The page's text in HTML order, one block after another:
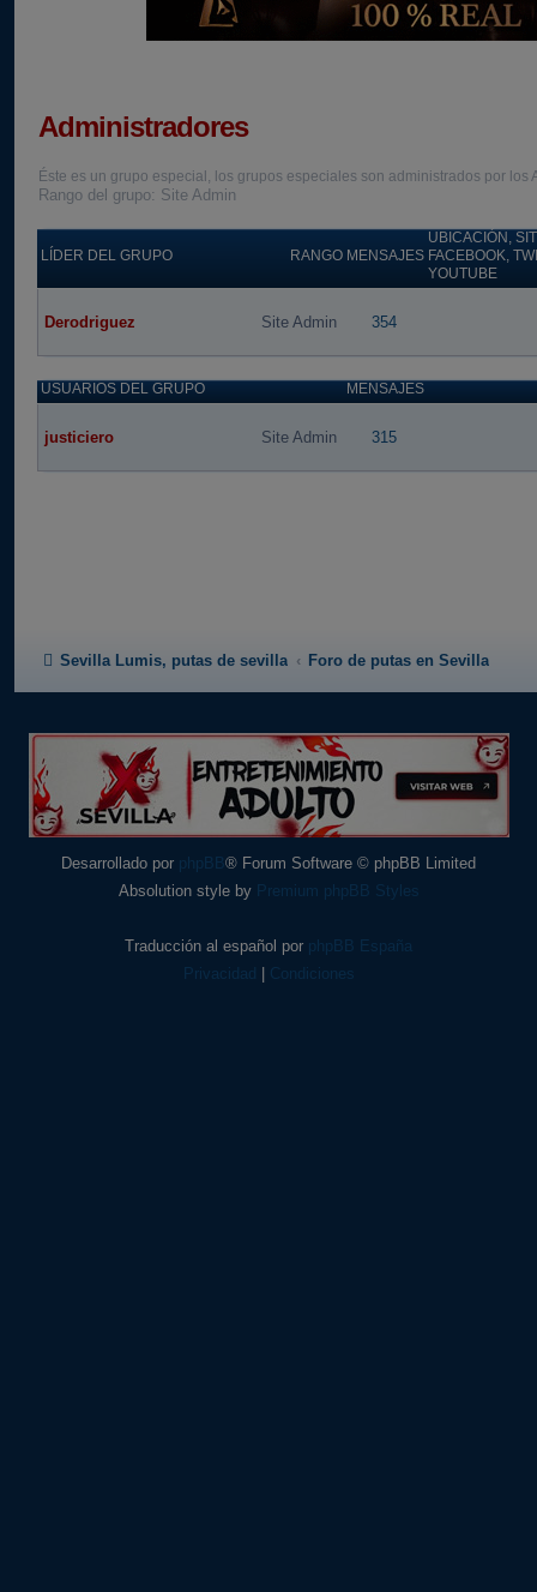
Administradores
Éste es un grupo especial, los grupos especiales son administrados por los
Rango del grupo: Site Admin
RANGO
LÍDER DEL GRUPO MENSAJES
UBICACIÓN,
FACEBOOK,
YOUTUBE
Site Admin
Derodriguez 354
USUARIOS DEL GRUPO MENSAJES
Site Admin
justiciero 315
Sevilla Lumis, putas de sevilla Foro de putas en Sevilla
Desarrollado por phpBB® Forum Software © phpBB Limited
Absolution style by Premium phpBB Styles
Traducción al español por phpBB España
Privacidad
Condiciones